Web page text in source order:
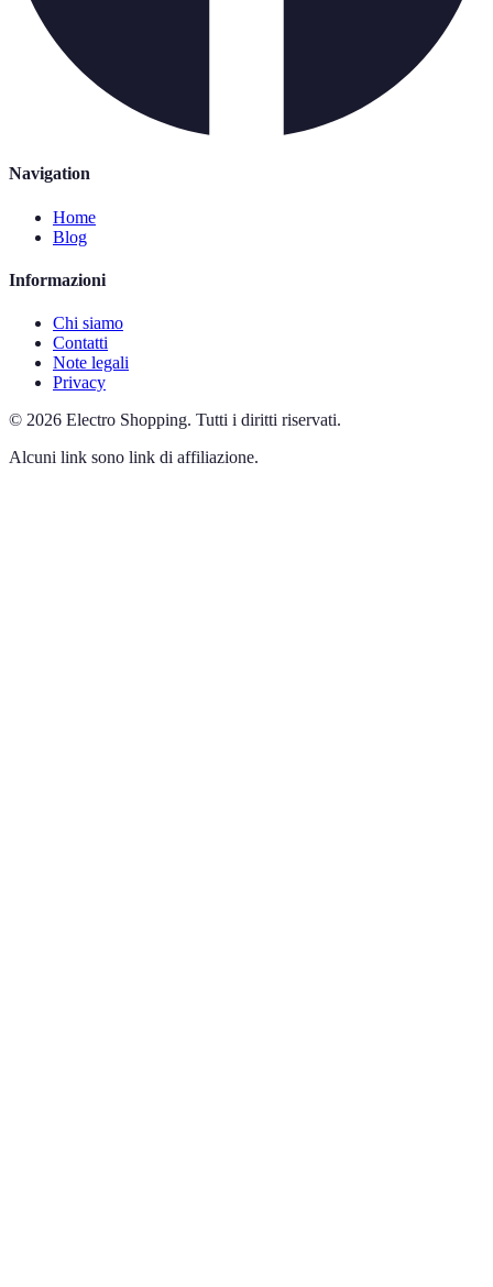
Navigation
Home
Blog
Informazioni
Chi siamo
Contatti
Note legali
Privacy
© 2026 Electro Shopping. Tutti i diritti riservati.
Alcuni link sono link di affiliazione.